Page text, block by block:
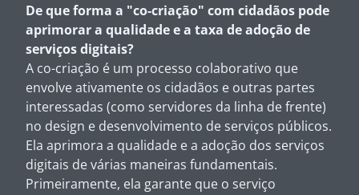
De que forma a "co-criação" com cidadãos pode
aprimorar a qualidade e a taxa de adoção de
serviços digitais?
A co-criação é um processo colaborativo que
envolve ativamente os cidadãos e outras partes
interessadas (como servidores da linha de frente)
no design e desenvolvimento de serviços públicos.
Ela aprimora a qualidade e a adoção dos serviços
digitais de várias maneiras fundamentais.
Primeiramente, ela garante que o serviço